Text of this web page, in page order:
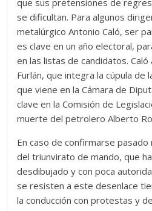
se dificultan. Para algunos
metalúrgico Antonio Caló, ser
es clave en un año electoral,
en las listas de candidatos.
Furlán, que integra la cúpula de
que viene en la Cámara de
clave en la Comisión de
muerte del petrolero Alberto
En caso de confirmarse pasado
del triunvirato de mando, que
desdibujado y con poca
se resisten a este desenlace
la conducción con protestas y